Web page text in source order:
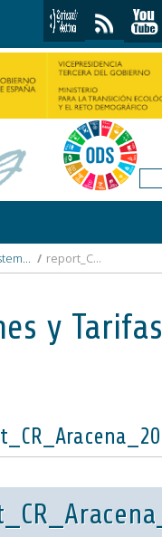
4.-Sistema_Guadalquivir_Bajo / report_CR_Aracena_2026_DEF.pdf
y Tarifas